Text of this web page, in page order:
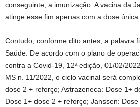
conseguinte, a imunização. A vacina da
atinge esse fim apenas com a dose única.
Contudo, conforme dito antes, a palavra
Saúde. De acordo com o plano de
contra a Covid-19, 12ª edição, 01/02/
MS n. 11/2022, o ciclo vacinal será
dose 2 + reforço; Astrazeneca: Dose 1+
Dose 1+ dose 2 + reforço; Janssen: